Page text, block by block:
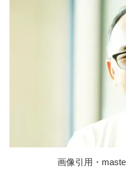
画像引用・